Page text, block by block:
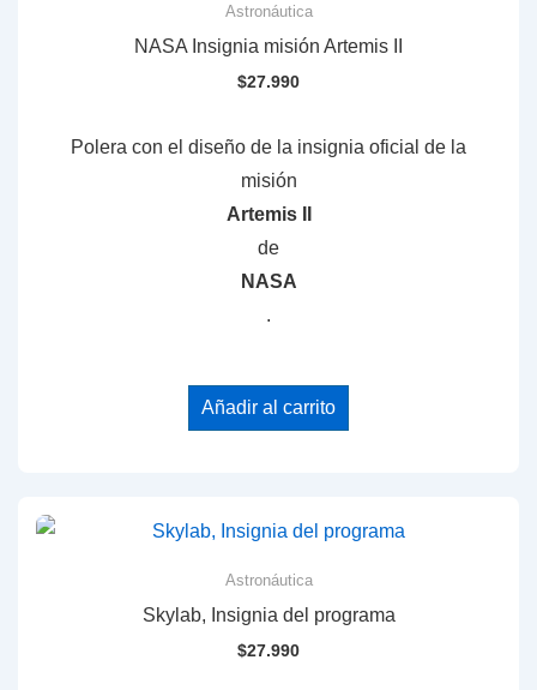
Astronáutica
NASA Insignia misión Artemis II
$27.990
Polera con el diseño de la insignia oficial de la
misión
Artemis II
de
NASA
.
Añadir al carrito
Astronáutica
Skylab, Insignia del programa
$27.990